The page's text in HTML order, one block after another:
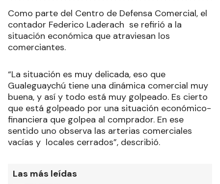
Como parte del Centro de Defensa Comercial, el
contador Federico Laderach se refirió a la
situación económica que atraviesan los
comerciantes.
“La situación es muy delicada, eso que
Gualeguaychú tiene una dinámica comercial muy
buena, y así y todo está muy golpeado. Es cierto
que está golpeado por una situación económico-
financiera que golpea al comprador. En ese
sentido uno observa las arterias comerciales
vacías y locales cerrados”, describió.
Las más leídas